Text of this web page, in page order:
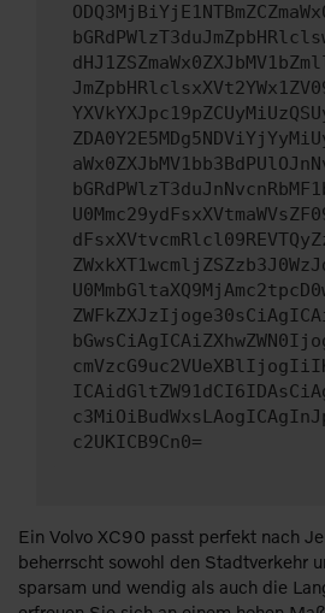
c2UKICB9Cn0=
Ein Volvo XC90 passt perfekt nach
beherrscht sowohl den Stadtverkehr
sparsam und wendig als auch die